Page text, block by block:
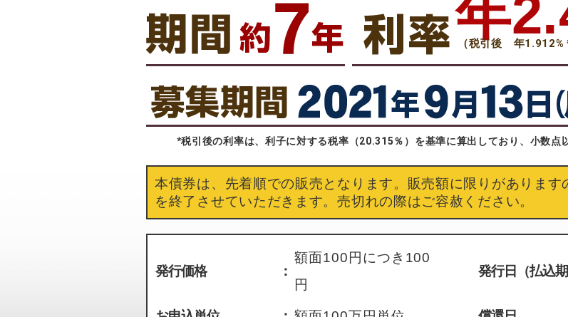
年
（税引後 年1.912%
*税引後の利率は、利子に対する税率（20.315％）を基準に算出しており、小数点
本債券は、先着順での販売となります。販売額に限りがありま
を終了させていただきます。売切れの際はご容赦ください。
発行価格 ：
額面100円につき100
円
発行日（払込期